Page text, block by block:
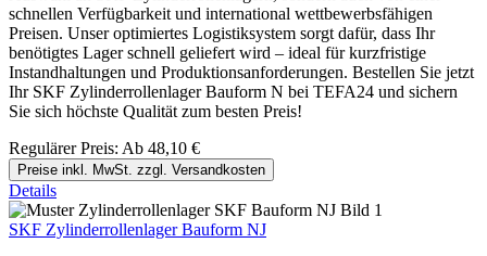
schnellen Verfügbarkeit und international wettbewerbsfähigen
Preisen. Unser optimiertes Logistiksystem sorgt dafür, dass Ihr
benötigtes Lager schnell geliefert wird – ideal für kurzfristige
Instandhaltungen und Produktionsanforderungen. Bestellen Sie jetzt
Ihr SKF Zylinderrollenlager Bauform N bei TEFA24 und sichern
Sie sich höchste Qualität zum besten Preis!
Regulärer Preis: Ab 48,10 €
Preise inkl. MwSt. zzgl. Versandkosten
Details
SKF Zylinderrollenlager Bauform NJ